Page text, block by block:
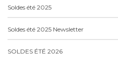
Soldes été 2025
Soldes été 2025 Newsletter
SOLDES ÉTÉ 2026